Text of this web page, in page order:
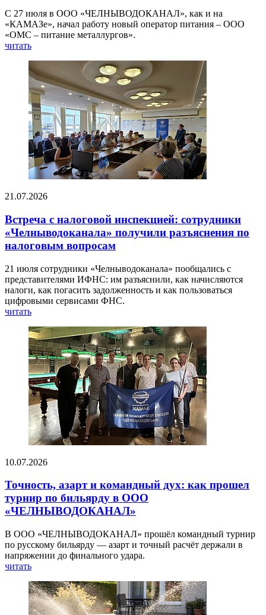
С 27 июля в ООО «ЧЕЛНЫВОДОКАНАЛ», как и на
«КАМАЗе», начал работу новый оператор питания – ООО
«ОМС – питание металлургов».
читать
21.07.2026
Встреча с налоговой инспекцией: сотрудники
«Челныводоканала» получили разъяснения по
налоговым вопросам
21 июля сотрудники «Челныводоканала» пообщались с
представителями ИФНС: им разъяснили, как начисляются
налоги, как погасить задолженность и как пользоваться
цифровыми сервисами ФНС.
читать
10.07.2026
Точность, азарт и командный дух: как прошел
турнир по бильярду в ООО
«ЧЕЛНЫВОДОКАНАЛ»
В ООО «ЧЕЛНЫВОДОКАНАЛ» прошёл командный турнир
по русскому бильярду — азарт и точный расчёт держали в
напряжении до финального удара.
читать